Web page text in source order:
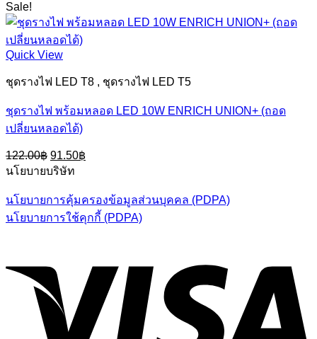
Sale!
Quick View
ชุดรางไฟ LED T8 , ชุดรางไฟ LED T5
ชุดรางไฟ พร้อมหลอด LED 10W ENRICH UNION+ (ถอด
เปลี่ยนหลอดได้)
122.00฿ Original
price
122.00฿.
91.50฿
91.50฿.
นโยบายบริษัท
นโยบายการคุ้มครองข้อมูลส่วนบุคคล (PDPA)
นโยบายการใช้คุกกี้ (PDPA)